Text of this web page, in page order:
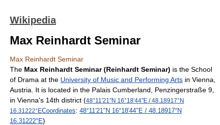
Wikipedia
Max Reinhardt Seminar
Max Reinhardt Seminar
The Max Reinhardt Seminar (Reinhardt Seminar) is the School
of Drama at the University of Music and Performing Arts in Vienna,
Austria. It is located in the Palais Cumberland, Penzingerstraße 9,
in Vienna's 14th district (48°11′21″N 16°18′44″E /48.18917°N
16.31222°ECoordinates: 48°11′21″N 16°18′44″E / 48.18917°N
16.31222°E)